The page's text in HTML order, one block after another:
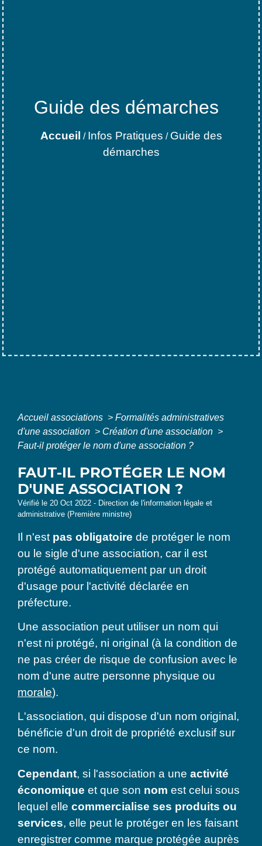
Guide des démarches
Accueil / Infos Pratiques / Guide des
démarches
Accueil associations > Formalités administratives
d'une association > Création d'une association >
Faut-il protéger le nom d'une association ?
FAUT-IL PROTÉGER LE NOM
D'UNE ASSOCIATION ?
Vérifié le 20 Oct 2022 - Direction de l'information légale et
administrative (Première ministre)
Il n'est pas obligatoire de protéger le nom
ou le sigle d'une association, car il est
protégé automatiquement par un droit
d'usage pour l'activité déclarée en
préfecture.
Une association peut utiliser un nom qui
n'est ni protégé, ni original (à la condition de
ne pas créer de risque de confusion avec le
nom d'une autre personne physique ou
morale).
L'association, qui dispose d'un nom original,
bénéficie d'un droit de propriété exclusif sur
ce nom.
Cependant, si l'association a une activité
économique et que son nom est celui sous
lequel elle commercialise ses produits ou
services, elle peut le protéger en les faisant
enregistrer comme marque protégée auprès